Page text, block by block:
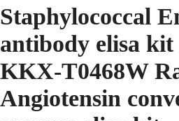
Staphylococcal
antibody elisa kit
KKX-T0468W
Angiotensin